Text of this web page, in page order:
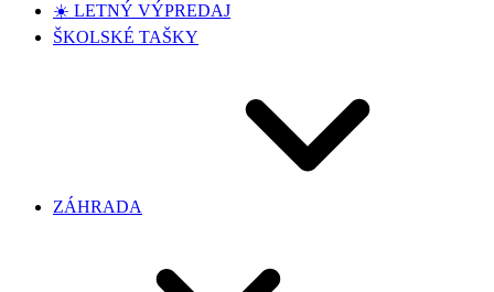
☀️ LETNÝ VÝPREDAJ
ŠKOLSKÉ TAŠKY
ZÁHRADA